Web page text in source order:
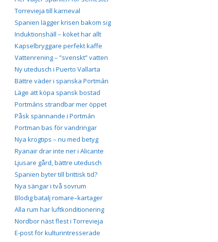
Torrevieja till karneval
Spanien lägger krisen bakom sig
Induktionshäll – köket har allt
Kapselbryggare perfekt kaffe
Vattenrening – ”svenskt” vatten
Ny utedusch i Puerto Vallarta
Bättre väder i spanska Portmán
Läge att köpa spansk bostad
Portmáns strandbar mer öppet
Påsk spännande i Portmán
Portman bas för vandringar
Nya krogtips – nu med betyg
Ryanair drar inte ner i Alicante
Ljusare gård, bättre utedusch
Spanien byter till brittisk tid?
Nya sängar i två sovrum
Blodig batalj romare–kartager
Alla rum har luftkonditionering
Nordbor näst flest i Torrevieja
E-post för kulturintresserade